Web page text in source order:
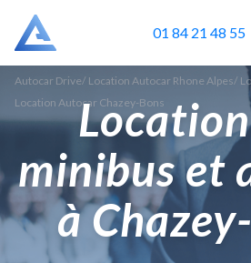
01 84 21 48 55
Autocar Drive/ Location Autocar Rhone Alpes/
Location Autocar Chazey-Bons
minibus et
à